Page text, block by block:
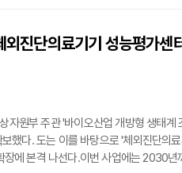
외진단의료기기 성능평가센
자원부 주관 '바이오산업 개방형 생태계
했다. 도는 이를 바탕으로 '체외진단의
장에 본격 나선다.이번 사업에는 2030